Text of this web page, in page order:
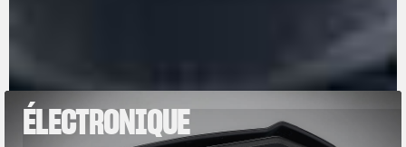
ÉLECTRONIQUE